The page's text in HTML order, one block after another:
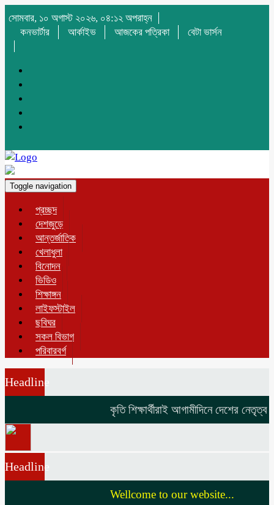
সোমবার, ১০ অগাস্ট ২০২৬, ০৪:১২ অপরাহ্ন
কনভার্টার
আর্কাইভ আজকের পত্রিকা বেটা ভার্সন
Toggle navigation
প্রচ্ছদ
দেশজুড়ে
আন্তর্জাতিক
খেলাধুলা
বিনোদন
ভিডিও
শিক্ষাঙ্গন
লাইফস্টাইল
ছবিঘর
সকল বিভাগ
পরিবারবর্গ
Headline
কৃতি শিক্ষার্থীরাই আগামীদিনে দেশের নেতৃত্ব
Headline
Wellcome to our website...